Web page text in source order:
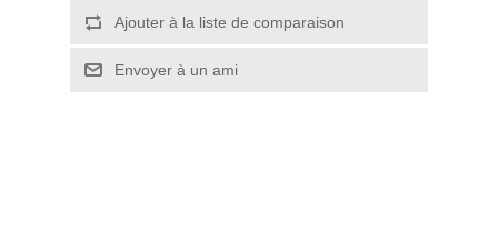
Ajouter à la liste de comparaison
Envoyer à un ami